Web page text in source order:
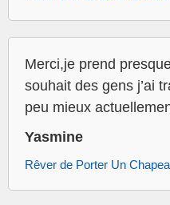
Merci,je prend
souhait des gens j’ai
peu mieux
Yasmine
Rêver de Porter Un